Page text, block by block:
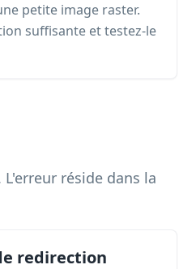
petite image raster.
suffisante et testez-le
réside dans la
redirection